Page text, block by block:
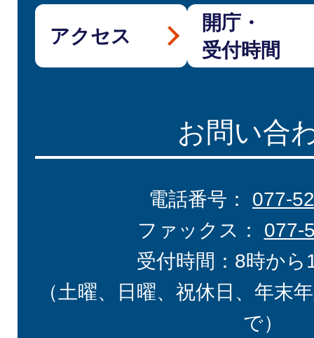
アクセス
開庁・
受付時間
お問い合
電話番号： 077-
ファックス： 077-
受付時間：8時から
（土曜、日曜、祝休日、年末
で）